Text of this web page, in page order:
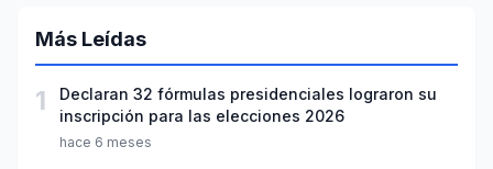
Más Leídas
1
Declaran 32 fórmulas presidenciales lograron su
inscripción para las elecciones 2026
hace 6 meses